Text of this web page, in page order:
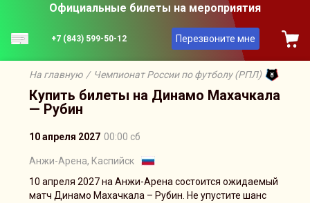
Официальные билеты на мероприятия
+7 (843) 599-50-12 Перезвоните мне
На главную / Чемпионат России по футболу (РПЛ)
Купить билеты на Динамо Махачкала
— Рубин
10 апреля 2027 00:00 сб
Анжи-Арена, Каспийск
10 апреля 2027 на Анжи-Арена состоится ожидаемый
матч Динамо Махачкала – Рубин. Не упустите шанс